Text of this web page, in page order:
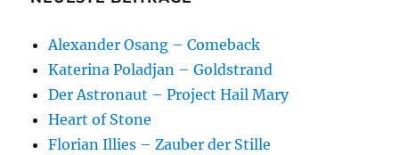
Alexander Osang – Comeback
Katerina Poladjan – Goldstrand
Der Astronaut – Project Hail Mary
Heart of Stone
Florian Illies – Zauber der Stille